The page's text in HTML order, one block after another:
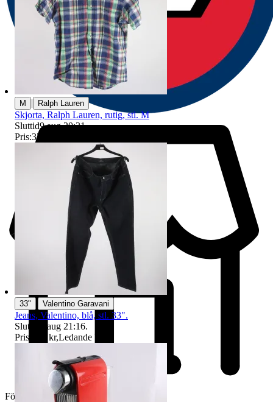
Företag
M | Ralph Lauren
Skjorta, Ralph Lauren, rutig, stl. M
Sluttid9 aug 20:31.
Pris:37 kr
33" Valentino Garavani
Jeans, Valentino, blå, stl. 33".
Sluttid
9 aug 21:16.
Pris:
237 kr,Ledande bud